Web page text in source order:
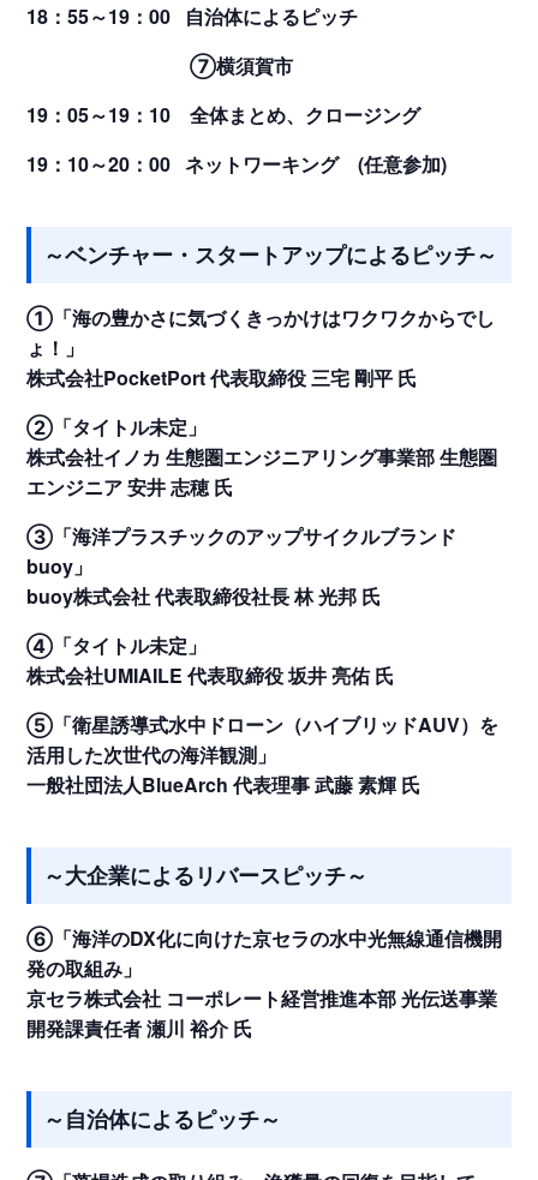
18：55～19：00 自治体によるピッチ
⑦横須賀市
19：05～19：10 全体まとめ、クロージング
19：10～20：00 ネットワーキング (任意参加)
～ベンチャー・スタートアップによるピッチ～
①「海の豊かさに気づくきっかけはワクワクからでし
ょ！」
株式会社PocketPort 代表取締役 三宅 剛平 氏
②「タイトル未定」
株式会社イノカ 生態圏エンジニアリング事業部 生態圏
エンジニア 安井 志穂 氏
③「海洋プラスチックのアップサイクルブランド
buoy」
buoy株式会社 代表取締役社長 林 光邦 氏
④「タイトル未定」
株式会社UMIAILE 代表取締役 坂井 亮佑 氏
⑤「衛星誘導式水中ドローン（ハイブリッドAUV）を
活用した次世代の海洋観測」
一般社団法人BlueArch 代表理事 武藤 素輝 氏
～大企業によるリバースピッチ～
⑥「海洋のDX化に向けた京セラの水中光無線通信機開
発の取組み」
京セラ株式会社 コーポレート経営推進本部 光伝送事業
開発課責任者 瀬川 裕介 氏
～自治体によるピッチ～